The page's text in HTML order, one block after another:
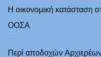
Η οικονομική κατάσταση
ΟΟΣΑ
Περί αποδοχών